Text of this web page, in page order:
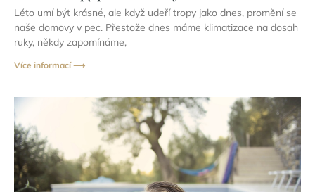
Léto umí být krásné, ale když udeří tropy jako dnes, promění se
naše domovy v pec. Přestože dnes máme klimatizace na dosah
ruky, někdy zapomínáme,
Více informací ⟶